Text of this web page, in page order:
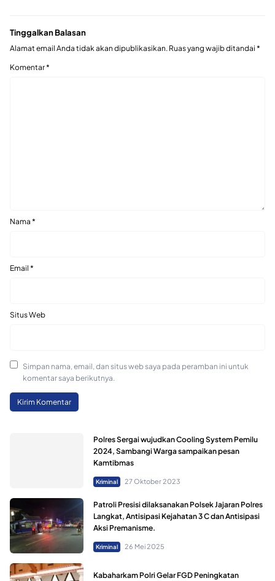
Tinggalkan Balasan
Alamat email Anda tidak akan dipublikasikan. Ruas yang wajib ditandai *
Komentar*
Nama *
Email *
Situs Web
Simpan nama, email, dan situs web saya pada peramban ini untuk
komentar saya berikutnya.
Polres Sergai wujudkan Cooling System Pemilu
2024, Sambangi Warga sampaikan pesan
Kamtibmas
Kriminal 27 Oktober 2023
Patroli Presisi dilaksanakan Polsek Jajaran Polres
Langkat, Antisipasi Kejahatan 3 C dan Antisipasi
Aksi Premanisme.
Kriminal 26 Mei 2025
Kabaharkam Polri Gelar FGD Peningkatan